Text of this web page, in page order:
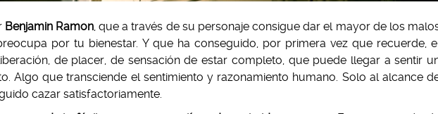
Benjamin Ramon, que a través de su personaje consigue dar el mayor de los
por tu bienestar. Y que ha conseguido, por primera vez que recuerde,
de placer, de sensación de estar completo, que puede llegar a sentir
Algo que transciende el sentimiento y razonamiento humano. Solo al alcance
cazar satisfactoriamente.